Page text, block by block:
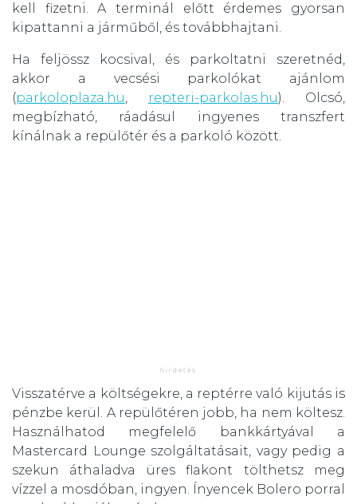
kell fizetni. A terminál előtt érdemes gyorsan
kipattanni a járműből, és továbbhajtani.
Ha feljössz kocsival, és parkoltatni szeretnéd,
akkor a vecsési parkolókat ajánlom
(parkoloplaza.hu, repteri-parkolas.hu). Olcsó,
megbízható, ráadásul ingyenes transzfert
kínálnak a repülőtér és a parkoló között.
Visszatérve a költségekre, a reptérre való kijutás is
pénzbe kerül. A repülőtéren jobb, ha nem költesz.
Használhatod megfelelő bankkártyával a
Mastercard Lounge szolgáltatásait, vagy pedig a
szekun áthaladva üres flakont tölthetsz meg
vízzel a mosdóban, ingyen. Ínyencek Bolero porral